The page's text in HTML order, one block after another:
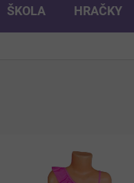
ŠKOLA HRAČKY